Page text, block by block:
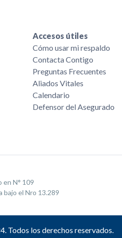
Accesos útiles
Cómo usar mi respaldo
Contacta Contigo
Preguntas Frecuentes
Aliados Vitales
Calendario
Defensor del Asegurado
en N° 109
bajo el Nro 13.289
Todos los derechos reservados.